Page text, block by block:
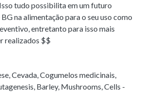
tudo possibilita em um futuro
na alimentação para o seu uso como
entretanto para isso mais
realizados $$
,Cevada,Cogumelos medicinais,
, Barley, Mushrooms,Cells -